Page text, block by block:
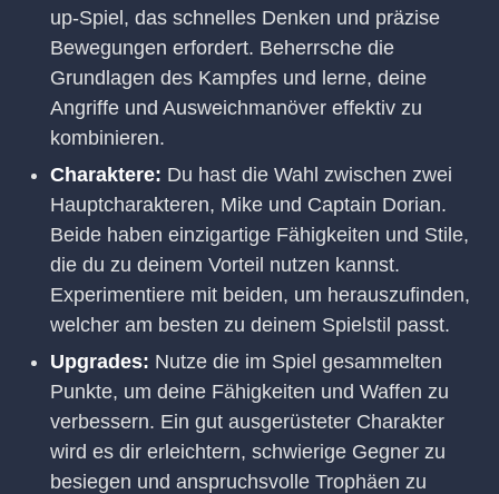
up-Spiel, das schnelles Denken und präzise
Bewegungen erfordert. Beherrsche die
Grundlagen des Kampfes und lerne, deine
Angriffe und Ausweichmanöver effektiv zu
kombinieren.
Charaktere: Du hast die Wahl zwischen zwei
Hauptcharakteren, Mike und Captain Dorian.
Beide haben einzigartige Fähigkeiten und Stile,
die du zu deinem Vorteil nutzen kannst.
Experimentiere mit beiden, um herauszufinden,
welcher am besten zu deinem Spielstil passt.
Upgrades: Nutze die im Spiel gesammelten
Punkte, um deine Fähigkeiten und Waffen zu
verbessern. Ein gut ausgerüsteter Charakter
wird es dir erleichtern, schwierige Gegner zu
besiegen und anspruchsvolle Trophäen zu